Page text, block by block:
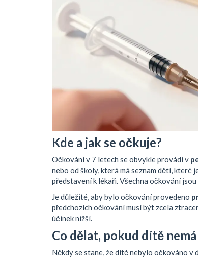
Kde a jak se očkuje?
Očkování v 7 letech se obvykle provádí v
nebo od školy, která má seznam dětí,
představení k lékaři. Všechna očkování
Je důležité, aby bylo očkování provedeno
předchozích očkování musí být zcela
účinek nižší.
Co dělat, pokud dítě
Někdy se stane, že dítě nebylo očkováno